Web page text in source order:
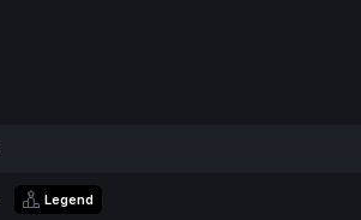
Legend